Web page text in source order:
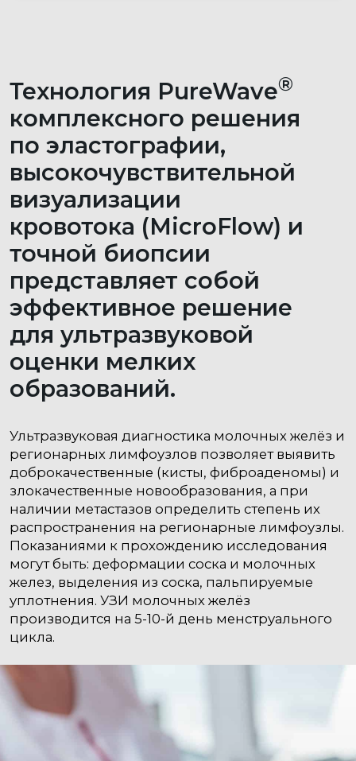
оценки мелких
образований.
Ультразвуковая диагностика молочных желёз и
регионарных лимфоузлов позволяет выявить
доброкачественные (кисты, фиброаденомы) и
злокачественные новообразования, а при
наличии метастазов определить степень их
распространения на регионарные лимфоузлы.
Показаниями к прохождению исследования
могут быть: деформации соска и молочных
желез, выделения из соска, пальпируемые
уплотнения. УЗИ молочных желёз
производится на 5-10-й день менструального
цикла.